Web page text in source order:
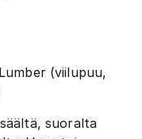
(viilupuu,
suoralta